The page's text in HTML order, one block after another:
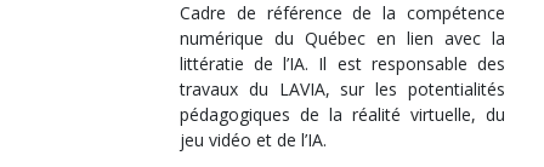
Cadre de référence de la compétence
numérique du Québec en lien avec la
littératie de l’IA. Il est responsable des
travaux du LAVIA, sur les potentialités
pédagogiques de la réalité virtuelle, du
jeu vidéo et de l’IA.